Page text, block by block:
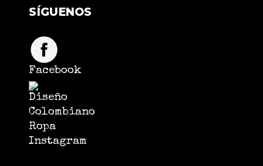
SÍGUENOS
Facebook
Instagram